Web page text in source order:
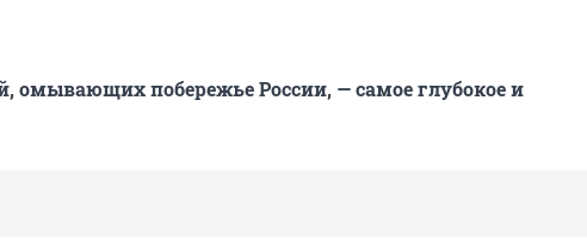
омывающих побережье России, — самое глубокое и